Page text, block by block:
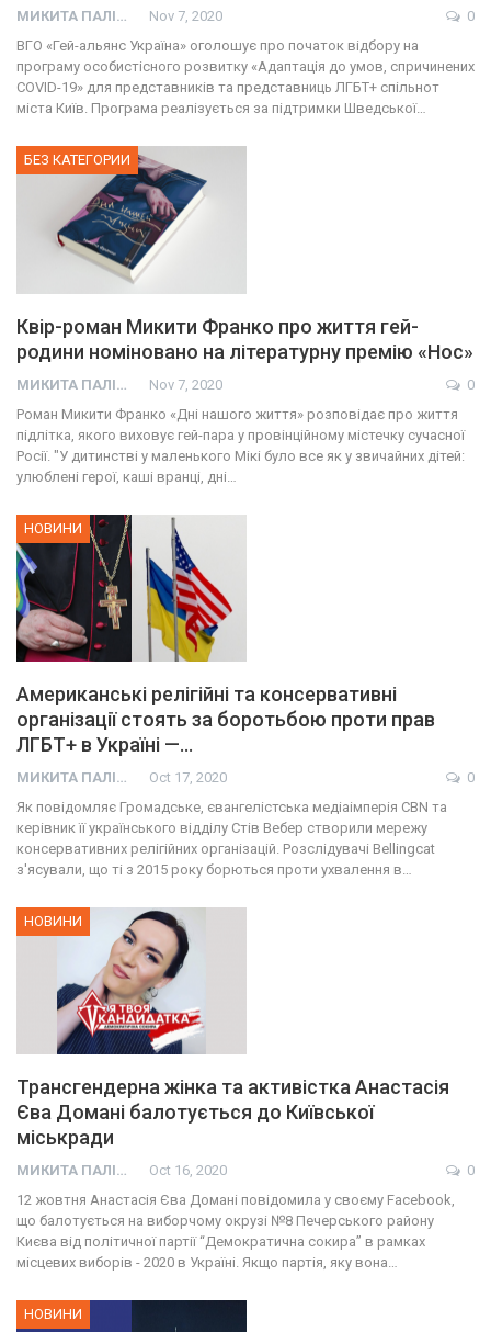
МИКИТА ПАЛІЙ Nov 7, 2020
0
ВГО «Гей-альянс Україна» оголошує про початок відбору на
програму особистісного розвитку «Адаптація до умов, спричинених
COVID-19» для представників та представниць ЛГБТ+ спільнот
міста Київ. Програма реалізується за підтримки Шведської…
БЕЗ КАТЕГОРИИ
Квір-роман Микити Франко про життя гей-
родини номіновано на літературну премію «Нос»
МИКИТА ПАЛІЙ Nov 7, 2020
0
Роман Микити Франко «Дні нашого життя» розповідає про життя
підлітка, якого виховує гей-пара у провінційному містечку сучасної
Росії. "У дитинстві у маленького Мікі було все як у звичайних дітей:
улюблені герої, каші вранці, дні…
НОВИНИ
Американські релігійні та консервативні
організації стоять за боротьбою проти прав
ЛГБТ+ в Україні —…
МИКИТА ПАЛІЙ Oct 17, 2020
0
Як повідомляє Громадське, євангелістська медіаімперія CBN та
керівник її українського відділу Стів Вебер створили мережу
консервативних релігійних організацій. Розслідувачі Bellingcat
з'ясували, що ті з 2015 року борються проти ухвалення в…
НОВИНИ
Трансгендерна жінка та активістка Анастасія
Єва Домані балотується до Київської
міськради
МИКИТА ПАЛІЙ Oct 16, 2020
0
12 жовтня Анастасія Єва Домані повідомила у своєму Facebook,
що балотується на виборчому окрузі №8 Печерського району
Києва від політичної партії “Демократична сокира” в рамках
місцевих виборів - 2020 в Україні. Якщо партія, яку вона…
НОВИНИ